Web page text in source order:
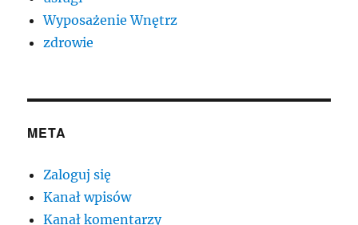
Wyposażenie Wnętrz
zdrowie
META
Zaloguj się
Kanał wpisów
Kanał komentarzy